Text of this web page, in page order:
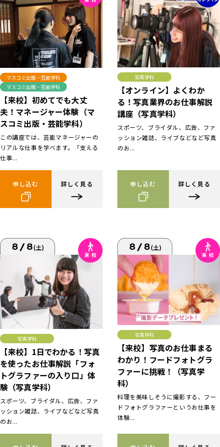
マスコミ出版・芸能学科
マスコミ出版・芸能学科
【来校】初めてでも大丈
夫！マネージャー体験（マ
スコミ出版・芸能学科）
この講座では、芸能マネージャーの
リアルな仕事を学べます。「支える
仕事...
申し込む 詳しく見る
写真学科
【オンライン】よくわか
る！写真業界のお仕事解説
講座（写真学科）
スポーツ、ブライダル、広告、ファ
ッション雑誌、ライブなどなど写真
のお...
申し込む 詳しく見る
8/8(土)
写真学科
【来校】1日でわかる！写真
を使ったお仕事解説「フォ
トグラファーの入り口」体
験（写真学科）
スポーツ、ブライダル、広告、ファ
ッション雑誌、ライブなどなど写真
のお...
8/8(土)
写真学科
【来校】写真のお仕事まる
わかり！フードフォトグラ
ファーに挑戦！（写真学
科）
料理を美味しそうに撮影する、フー
ドフォトグラファーというお仕事を
体験...